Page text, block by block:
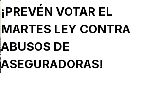
¡PREVÉN VOTAR EL
MARTES LEY CONTRA
ABUSOS DE
ASEGURADORAS!